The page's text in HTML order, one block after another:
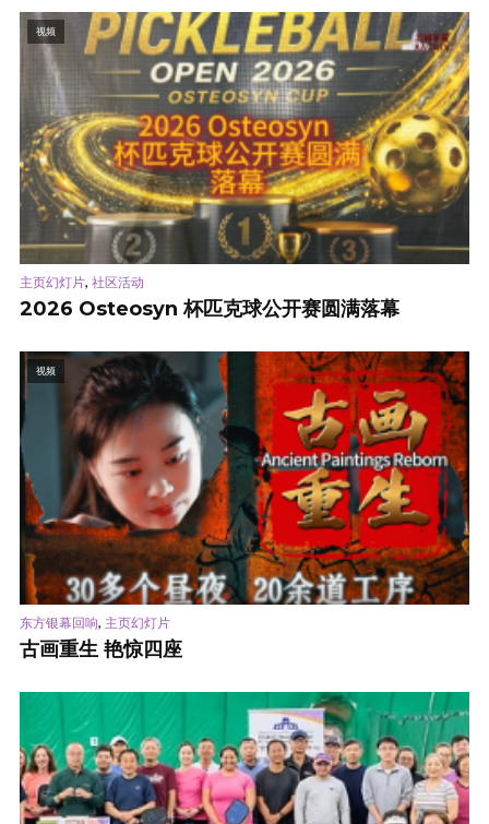
视频
主页幻灯片, 社区活动
2026 Osteosyn 杯匹克球公开赛圆满落幕
视频
东方银幕回响, 主页幻灯片
古画重生 艳惊四座